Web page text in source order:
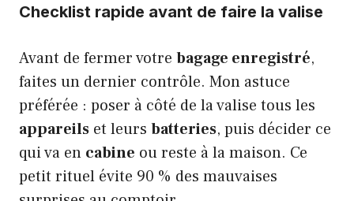
Checklist rapide avant de faire la valise
Avant de fermer votre bagage enregistré,
faites un dernier contrôle. Mon astuce
préférée : poser à côté de la valise tous les
appareils et leurs batteries, puis décider ce
qui va en cabine ou reste à la maison. Ce
petit rituel évite 90 % des mauvaises